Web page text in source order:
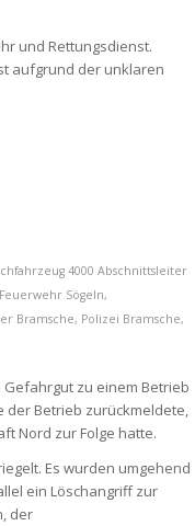
und Rettungsdienst.
aufgrund der unklaren
4000 Abschnittsleiter
Feuerwehr Sögeln,
Bramsche, Polizei Bramsche,
Gefahrgut zu einem Betrieb
der Betrieb zurückmeldete,
Nord zur Folge hatte.
Es wurden umgehend
ein Löschangriff zur
der